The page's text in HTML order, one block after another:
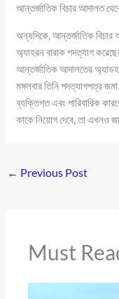
আন্তর্জাতিক বিচার আদালত
অন্যদিকে, আন্তর্জাতিক বিচার
অ্যাহরন বারাক পদত্যাগ
আন্তর্জাতিক আদালতের
মঙ্গলবার তিনি পদত্যাগপত্র
ব্যক্তিগত এবং পারিবারিক
কাকে নিয়োগ দেবে, তা এখনও
← Previous Post
Must